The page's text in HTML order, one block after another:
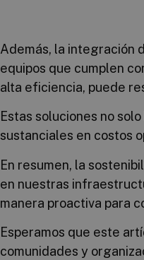
Además, la integración
equipos que cumplen
alta eficiencia, puede
Estas soluciones no
sustanciales en costos
En resumen, la
en nuestras
manera proactiva para
Esperamos que este
comunidades y